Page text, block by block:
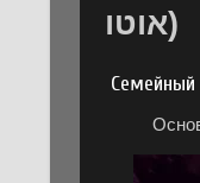
אוטו)